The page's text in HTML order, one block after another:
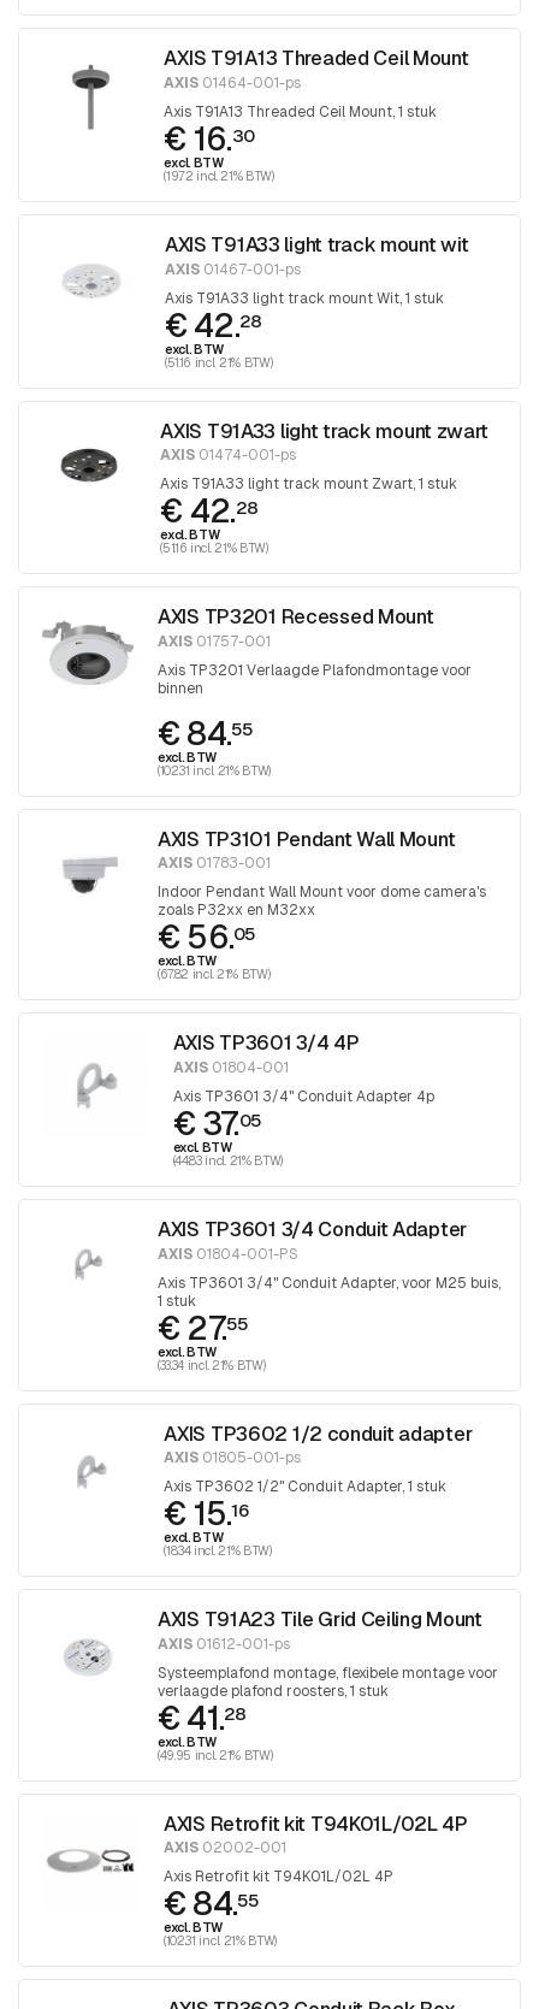
AXIS T91A13 Threaded Ceil Mount
AXIS 01464-001-ps
Axis T91A13 Threaded Ceil Mount, 1 stuk
€ 16.30
excl. BTW
(19.72 incl. 21% BTW)
AXIS T91A33 light track mount wit
AXIS01467-001-ps
Axis T91A33 light track mount Wit, 1 stuk
€ 42.28
excl. BTW
(51.16 incl. 21% BTW)
AXIS T91A33 light track mount zwart
AXIS 01474-001-ps
Axis T91A33 light track mount Zwart, 1 stuk
€ 42.28
excl. BTW
(51.16 incl. 21% BTW)
AXIS TP3201 Recessed Mount
AXIS 01757-001
Axis TP3201 Verlaagde Plafondmontage voor
binnen
€ 84.55
excl. BTW
(102.31 incl. 21% BTW)
AXIS TP3101 Pendant Wall Mount
AXIS 01783-001
Indoor Pendant Wall Mount voor dome camera's
zoals P32xx en M32xx
€ 56.05
excl. BTW
(67.82 incl. 21% BTW)
AXIS TP3601 3/4 4P
AXIS01804-001
Axis TP3601 3/4" Conduit Adapter 4p
€ 37.05
excl. BTW
(44.83 incl. 21% BTW)
AXIS TP3601 3/4 Conduit Adapter
AXIS 01804-001-PS
Axis TP3601 3/4" Conduit Adapter, voor M25 buis,
1 stuk
€ 27.55
excl. BTW
(33.34 incl. 21% BTW)
AXIS TP3602 1/2 conduit adapter
AXIS 01805-001-ps
Axis TP3602 1/2" Conduit Adapter, 1 stuk
€ 15.16
excl. BTW
(18.34 incl. 21% BTW)
AXIS T91A23 Tile Grid Ceiling Mount
AXIS 01612-001-ps
Systeemplafond montage, flexibele montage voor
verlaagde plafond roosters, 1 stuk
€ 41.28
excl. BTW
(49.95 incl. 21% BTW)
AXIS Retrofit kit T94K01L/02L 4P
AXIS 02002-001
Axis Retrofit kit T94K01L/02L 4P
€ 84.55
excl. BTW
(102.31 incl. 21% BTW)